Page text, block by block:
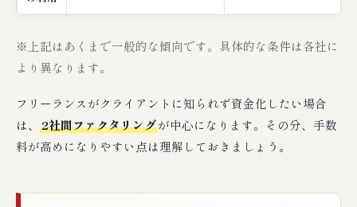
※上記はあくまで一般的な傾向です。具体的な条件は各社に
より異なります。
フリーランスがクライアントに知られず資金化したい場合
は、 2社間ファクタリングが中心になります。その分、手数
料が高めになりやすい点は理解しておきましょう。